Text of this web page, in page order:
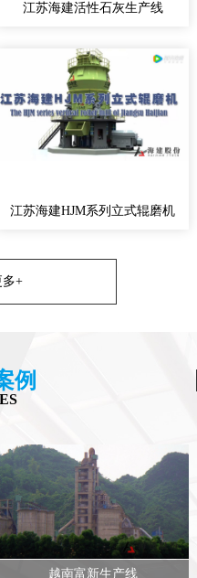
江苏海建活性石灰生产线
江苏海建HJM系列立式辊磨机
多+
例
越南富新生产线